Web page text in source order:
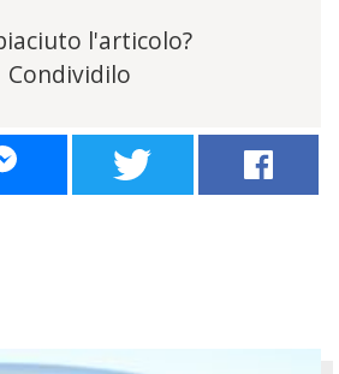
l'articolo?
Condividilo